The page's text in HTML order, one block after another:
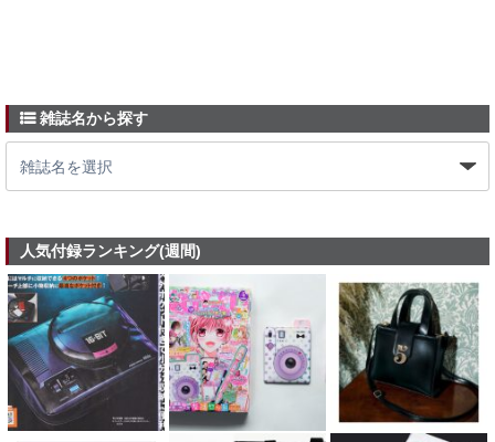
雑誌名から探す
人気付録ランキング(週間)